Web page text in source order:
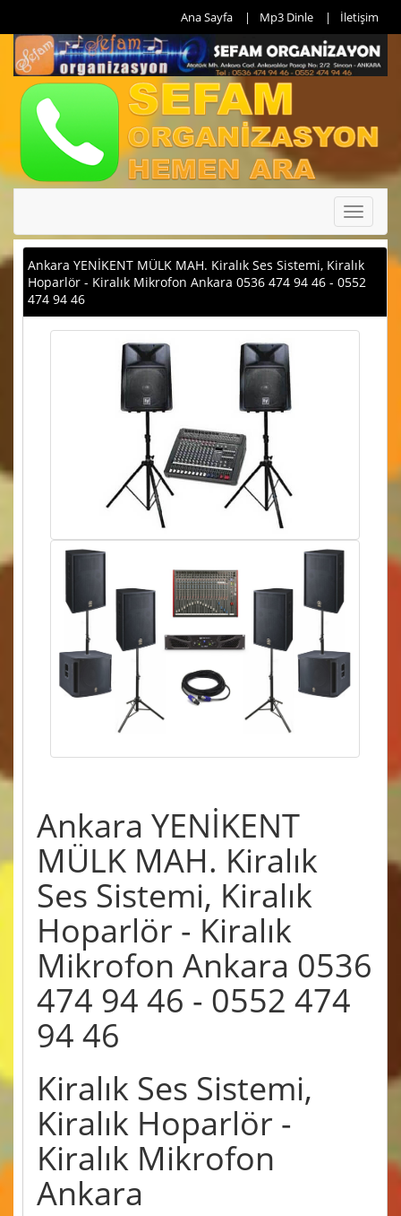
Ana Sayfa Mp3 Dinle İletişim
Toggle
Ankara YENİKENT MÜLK MAH. Kiralık Ses Sistemi, Kiralık
Hoparlör - Kiralık Mikrofon Ankara 0536 474 94 46 - 0552
474 94 46
Ankara YENİKENT
MÜLK MAH. Kiralık
Ses Sistemi, Kiralık
Hoparlör - Kiralık
Mikrofon Ankara 0536
474 94 46 - 0552 474
94 46
Kiralık Ses Sistemi,
Kiralık Hoparlör -
Kiralık Mikrofon
Ankara